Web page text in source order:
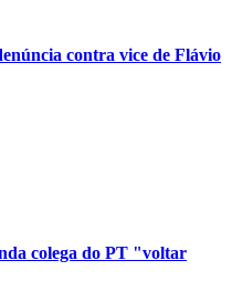
contra vice de Flávio
colega do PT "voltar